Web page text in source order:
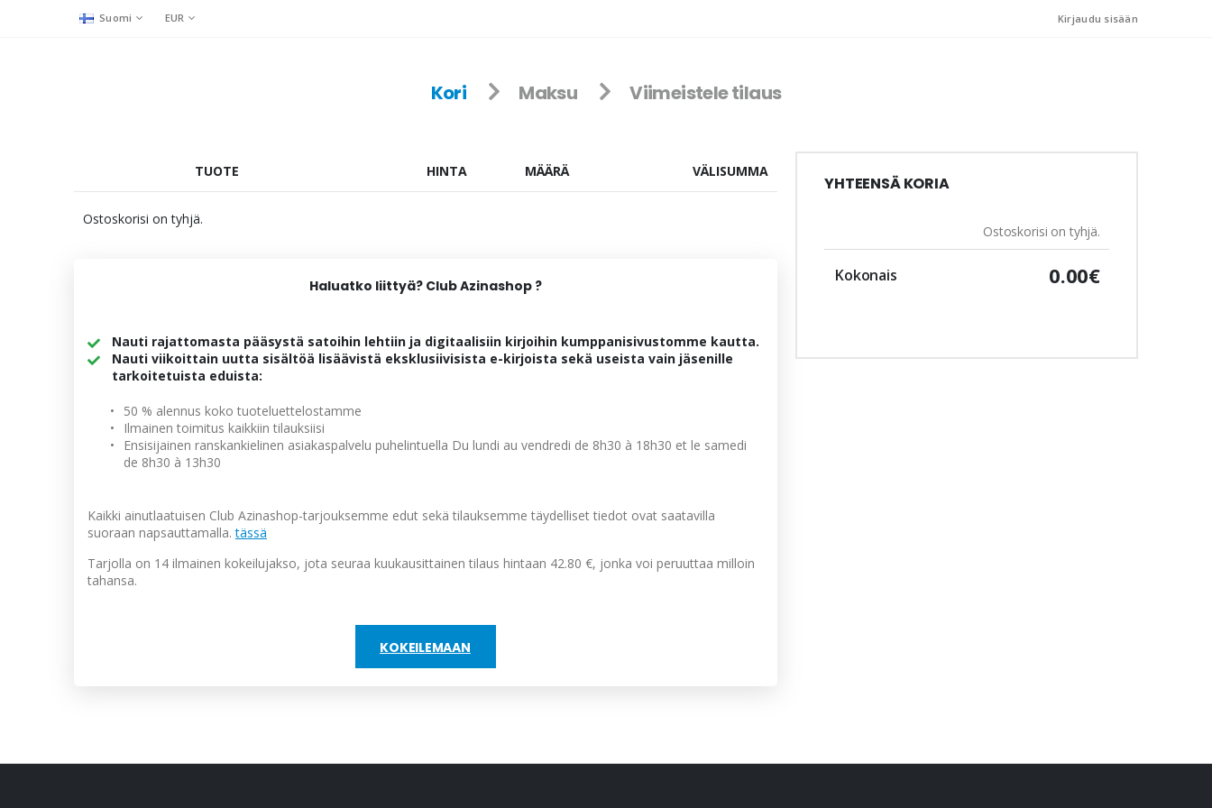
Suomi EUR Kirjaudu sisään
Kori Maksu Viimeistele tilaus
TUOTE HINTA MÄÄRÄ VÄLISUMMA
Ostoskorisi on tyhjä.
Haluatko liittyä? Club Azinashop ?
Nauti rajattomasta pääsystä satoihin lehtiin ja digitaalisiin kirjoihin kumppanisivustomme kautta.
Nauti viikoittain uutta sisältöä lisäävistä eksklusiivisista e-kirjoista sekä useista vain jäsenille
tarkoitetuista eduista:
•
50 % alennus koko tuoteluettelostamme
•
Ilmainen toimitus kaikkiin tilauksiisi
•
Ensisijainen ranskankielinen asiakaspalvelu puhelintuella Du lundi au vendredi de 8h30 à 18h30 et le samedi
de 8h30 à 13h30
Kaikki ainutlaatuisen Club Azinashop-tarjouksemme edut sekä tilauksemme täydelliset tiedot ovat saatavilla
suoraan napsauttamalla.tässä
Tarjolla on 14 ilmainen kokeilujakso, jota seuraa kuukausittainen tilaus hintaan 42.80 €, jonka voi peruuttaa milloin
tahansa.
KOKEILEMAAN
YHTEENSÄ KORIA
Ostoskorisi on tyhjä.
Kokonais 0.00€